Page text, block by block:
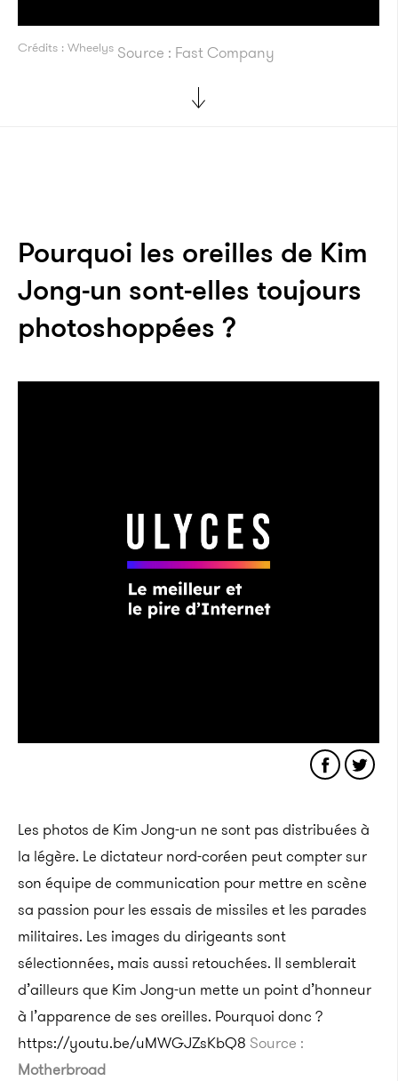
Crédits : Wheelys Source : Fast Company
Pourquoi les oreilles de Kim
Jong-un sont-elles toujours
photoshoppées ?
Les photos de Kim Jong-un ne sont pas distribuées à
la légère. Le dictateur nord-coréen peut compter sur
son équipe de communication pour mettre en scène
sa passion pour les essais de missiles et les parades
militaires. Les images du dirigeants sont
sélectionnées, mais aussi retouchées. Il semblerait
d’ailleurs que Kim Jong-un mette un point d’honneur
à l’apparence de ses oreilles. Pourquoi donc ?
https://youtu.be/uMWGJZsKbQ8 Source :
Motherbroad